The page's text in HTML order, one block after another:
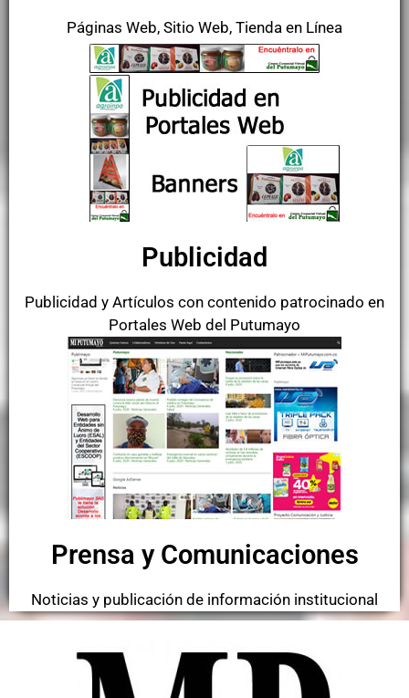
Páginas Web, Sitio Web, Tienda en Línea
Publicidad
Publicidad y Artículos con contenido patrocinado en
Portales Web del Putumayo
Prensa y Comunicaciones
Noticias y publicación de información institucional